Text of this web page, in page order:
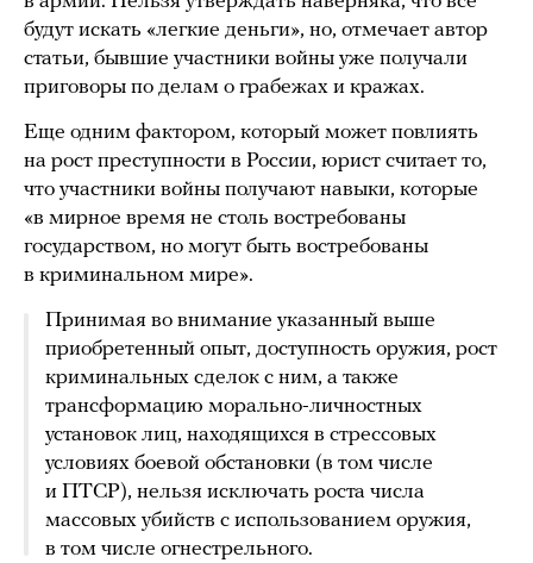
будут искать «легкие деньги», но, отмечает автор
статьи, бывшие участники войны уже получали
приговоры по делам о грабежах и кражах.
Еще одним фактором, который может повлиять
на рост преступности в России, юрист считает то,
что участники войны получают навыки, которые
«в мирное время не столь востребованы
государством, но могут быть востребованы
в криминальном мире».
Принимая во внимание указанный выше
приобретенный опыт, доступность оружия, рост
криминальных сделок с ним, а также
трансформацию морально-личностных
установок лиц, находящихся в стрессовых
условиях боевой обстановки (в том числе
и ПТСР), нельзя исключать роста числа
массовых убийств с использованием оружия,
в том числе огнестрельного.